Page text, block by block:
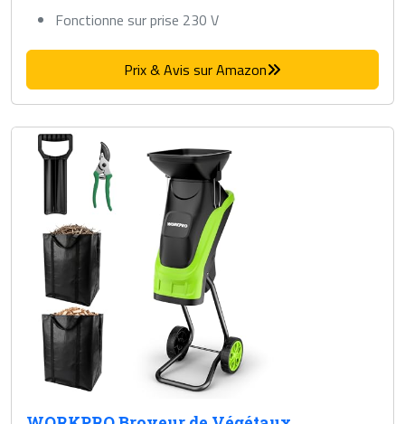
Fonctionne sur prise 230 V
Prix & Avis sur Amazon